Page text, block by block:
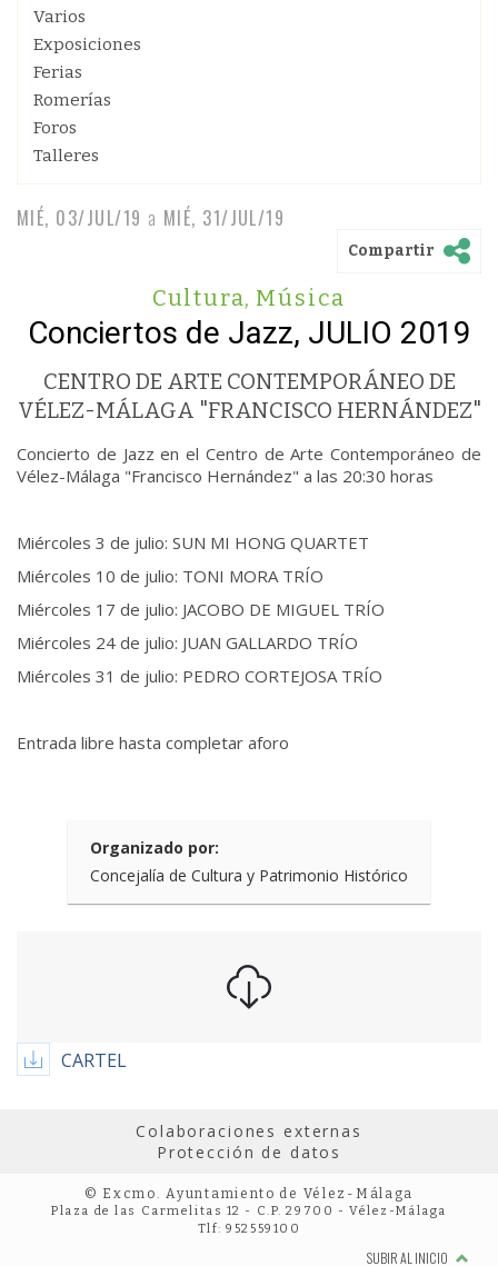
Varios
Exposiciones
Ferias
Romerías
Foros
Talleres
MIÉ, 03/JUL/19 a MIÉ, 31/JUL/19
Compartir
Cultura, Música
Conciertos de Jazz, JULIO 2019
CENTRO DE ARTE CONTEMPORÁNEO DE
VÉLEZ-MÁLAGA "FRANCISCO HERNÁNDEZ"
Concierto de Jazz en el Centro de Arte Contemporáneo de
Vélez-Málaga "Francisco Hernández" a las 20:30 horas
Miércoles 3 de julio: SUN MI HONG QUARTET
Miércoles 10 de julio: TONI MORA TRÍO
Miércoles 17 de julio: JACOBO DE MIGUEL TRÍO
Miércoles 24 de julio: JUAN GALLARDO TRÍO
Miércoles 31 de julio: PEDRO CORTEJOSA TRÍO
Entrada libre hasta completar aforo
Organizado por:
Concejalía de Cultura y Patrimonio Histórico
CARTEL
Colaboraciones externas
Protección de datos
© Excmo. Ayuntamiento de Vélez-Málaga
Plaza de las Carmelitas 12 - C.P. 29700 - Vélez-Málaga
Tlf: 952559100
SUBIR AL INICIO